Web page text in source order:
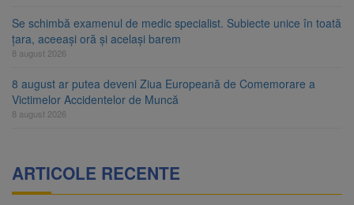
Se schimbă examenul de medic specialist. Subiecte unice în toată
țara, aceeași oră și același barem
8 august 2026
8 august ar putea deveni Ziua Europeană de Comemorare a
Victimelor Accidentelor de Muncă
8 august 2026
ARTICOLE RECENTE